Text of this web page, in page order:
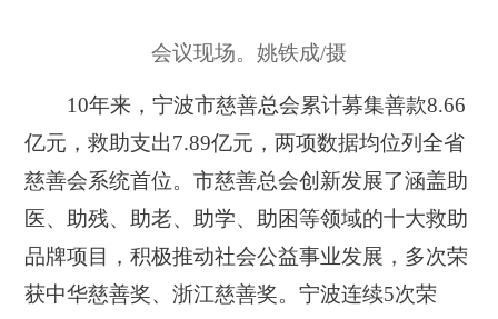
会议现场。姚铁成/摄
10年来，宁波市慈善总会累计募集善款8.66
亿元，救助支出7.89亿元，两项数据均位列全省
慈善会系统首位。市慈善总会创新发展了涵盖助
医、助残、助老、助学、助困等领域的十大救助
品牌项目，积极推动社会公益事业发展，多次荣
获中华慈善奖、浙江慈善奖。宁波连续5次荣